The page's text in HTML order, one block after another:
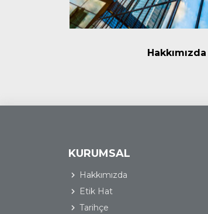
Hakkımızda
KURUMSAL
Hakkımızda
Etik Hat
Tarihçe